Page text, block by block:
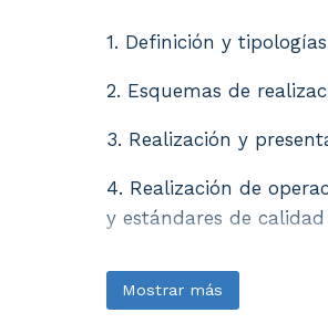
1. Definición y
2. Esquemas de
3. Realización y
4. Realización de
y estándares de
Mostrar más